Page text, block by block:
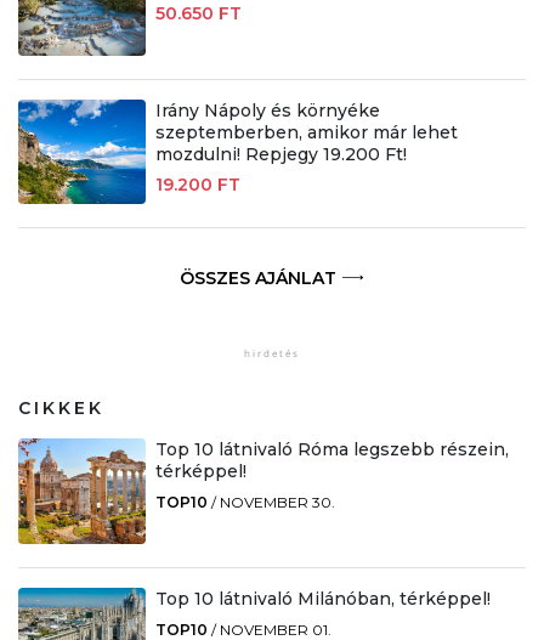
50.650 FT
Irány Nápoly és környéke
szeptemberben, amikor már lehet
mozdulni! Repjegy 19.200 Ft!
19.200 FT
ÖSSZES AJÁNLAT
CIKKEK
Top 10 látnivaló Róma legszebb részein,
térképpel!
TOP10 / NOVEMBER 30.
Top 10 látnivaló Milánóban, térképpel!
TOP10 / NOVEMBER 01.